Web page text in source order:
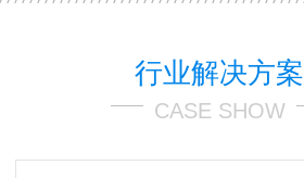
行业解决方案
CASE SHOW